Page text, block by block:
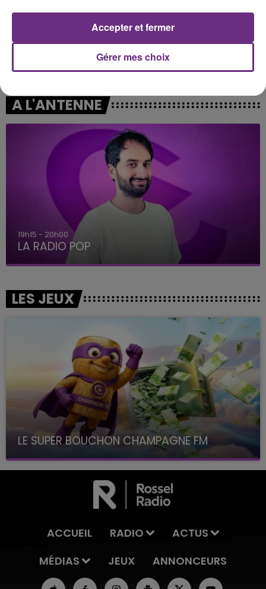
A L'ANTENNE
5h00 - 6h00
LE BEST OF DE LA FAMILLE CHAMPAGNE FM
LES JEUX
LE SUPER BOUCHON CHAMPAGNE FM
avec La Famille Champagne FM, à 8H10
ACCUEIL RADIO
ACTUS
MÉDIAS
JEUX ANNONCEURS
Gérer mes choix
Accepter et fermer